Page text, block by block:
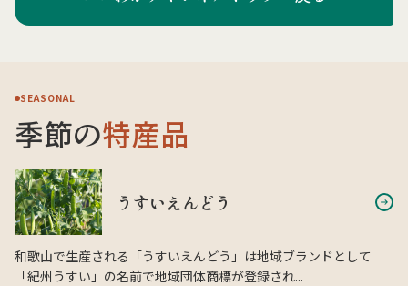
SEASONAL
季節の特産品
うすいえんどう
和歌山で生産される「うすいえんどう」は地域ブランドとして
「紀州うすい」の名前で地域団体商標が登録され...